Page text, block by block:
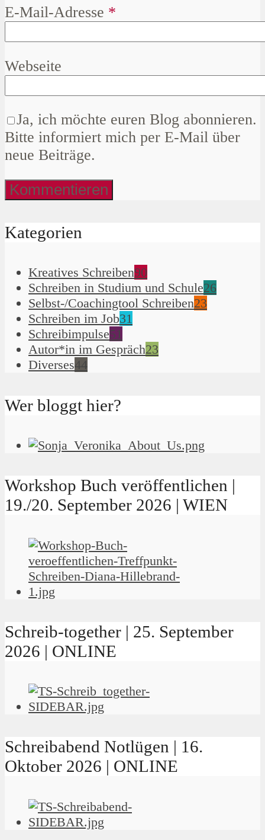
E-Mail-Adresse *
Webseite
Ja, ich möchte euren Blog abonnieren.
Bitte informiert mich per E-Mail über
neue Beiträge.
Kategorien
Kreatives Schreiben90
Schreiben in Studium und Schule26
Selbst-/Coachingtool Schreiben23
Schreiben im Job31
Schreibimpulse51
Autor*in im Gespräch23
Diverses44
Wer bloggt hier?
Workshop Buch veröffentlichen |
19./20. September 2026 | WIEN
Schreib-together | 25. September
2026 | ONLINE
Schreibabend Notlügen | 16.
Oktober 2026 | ONLINE